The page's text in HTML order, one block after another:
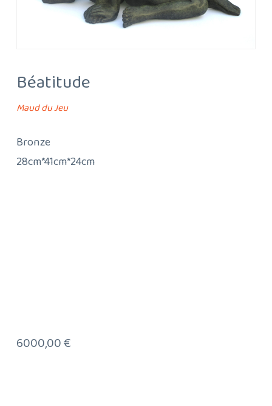
Béatitude
Maud du Jeu
Bronze
28cm*41cm*24cm
6000,00€